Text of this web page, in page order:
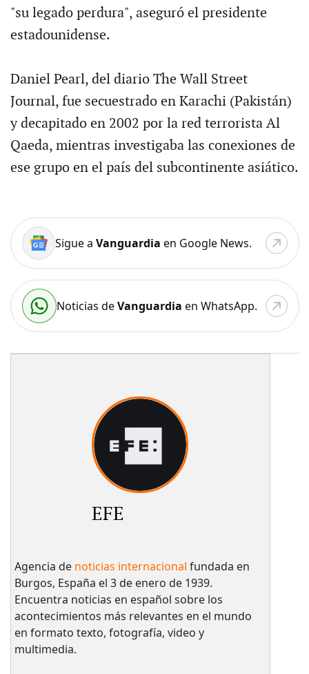
"su legado perdura", aseguró el presidente
estadounidense.
Daniel Pearl, del diario The Wall Street
Journal, fue secuestrado en Karachi (Pakistán)
y decapitado en 2002 por la red terrorista Al
Qaeda, mientras investigaba las conexiones de
ese grupo en el país del subcontinente asiático.
Sigue a Vanguardia en Google News.
Noticias deVanguardia en WhatsApp.
EFE
Agencia de noticias internacional fundada en
Burgos, España el 3 de enero de 1939.
Encuentra noticias en español sobre los
acontecimientos más relevantes en el mundo
en formato texto, fotografía, video y
multimedia.